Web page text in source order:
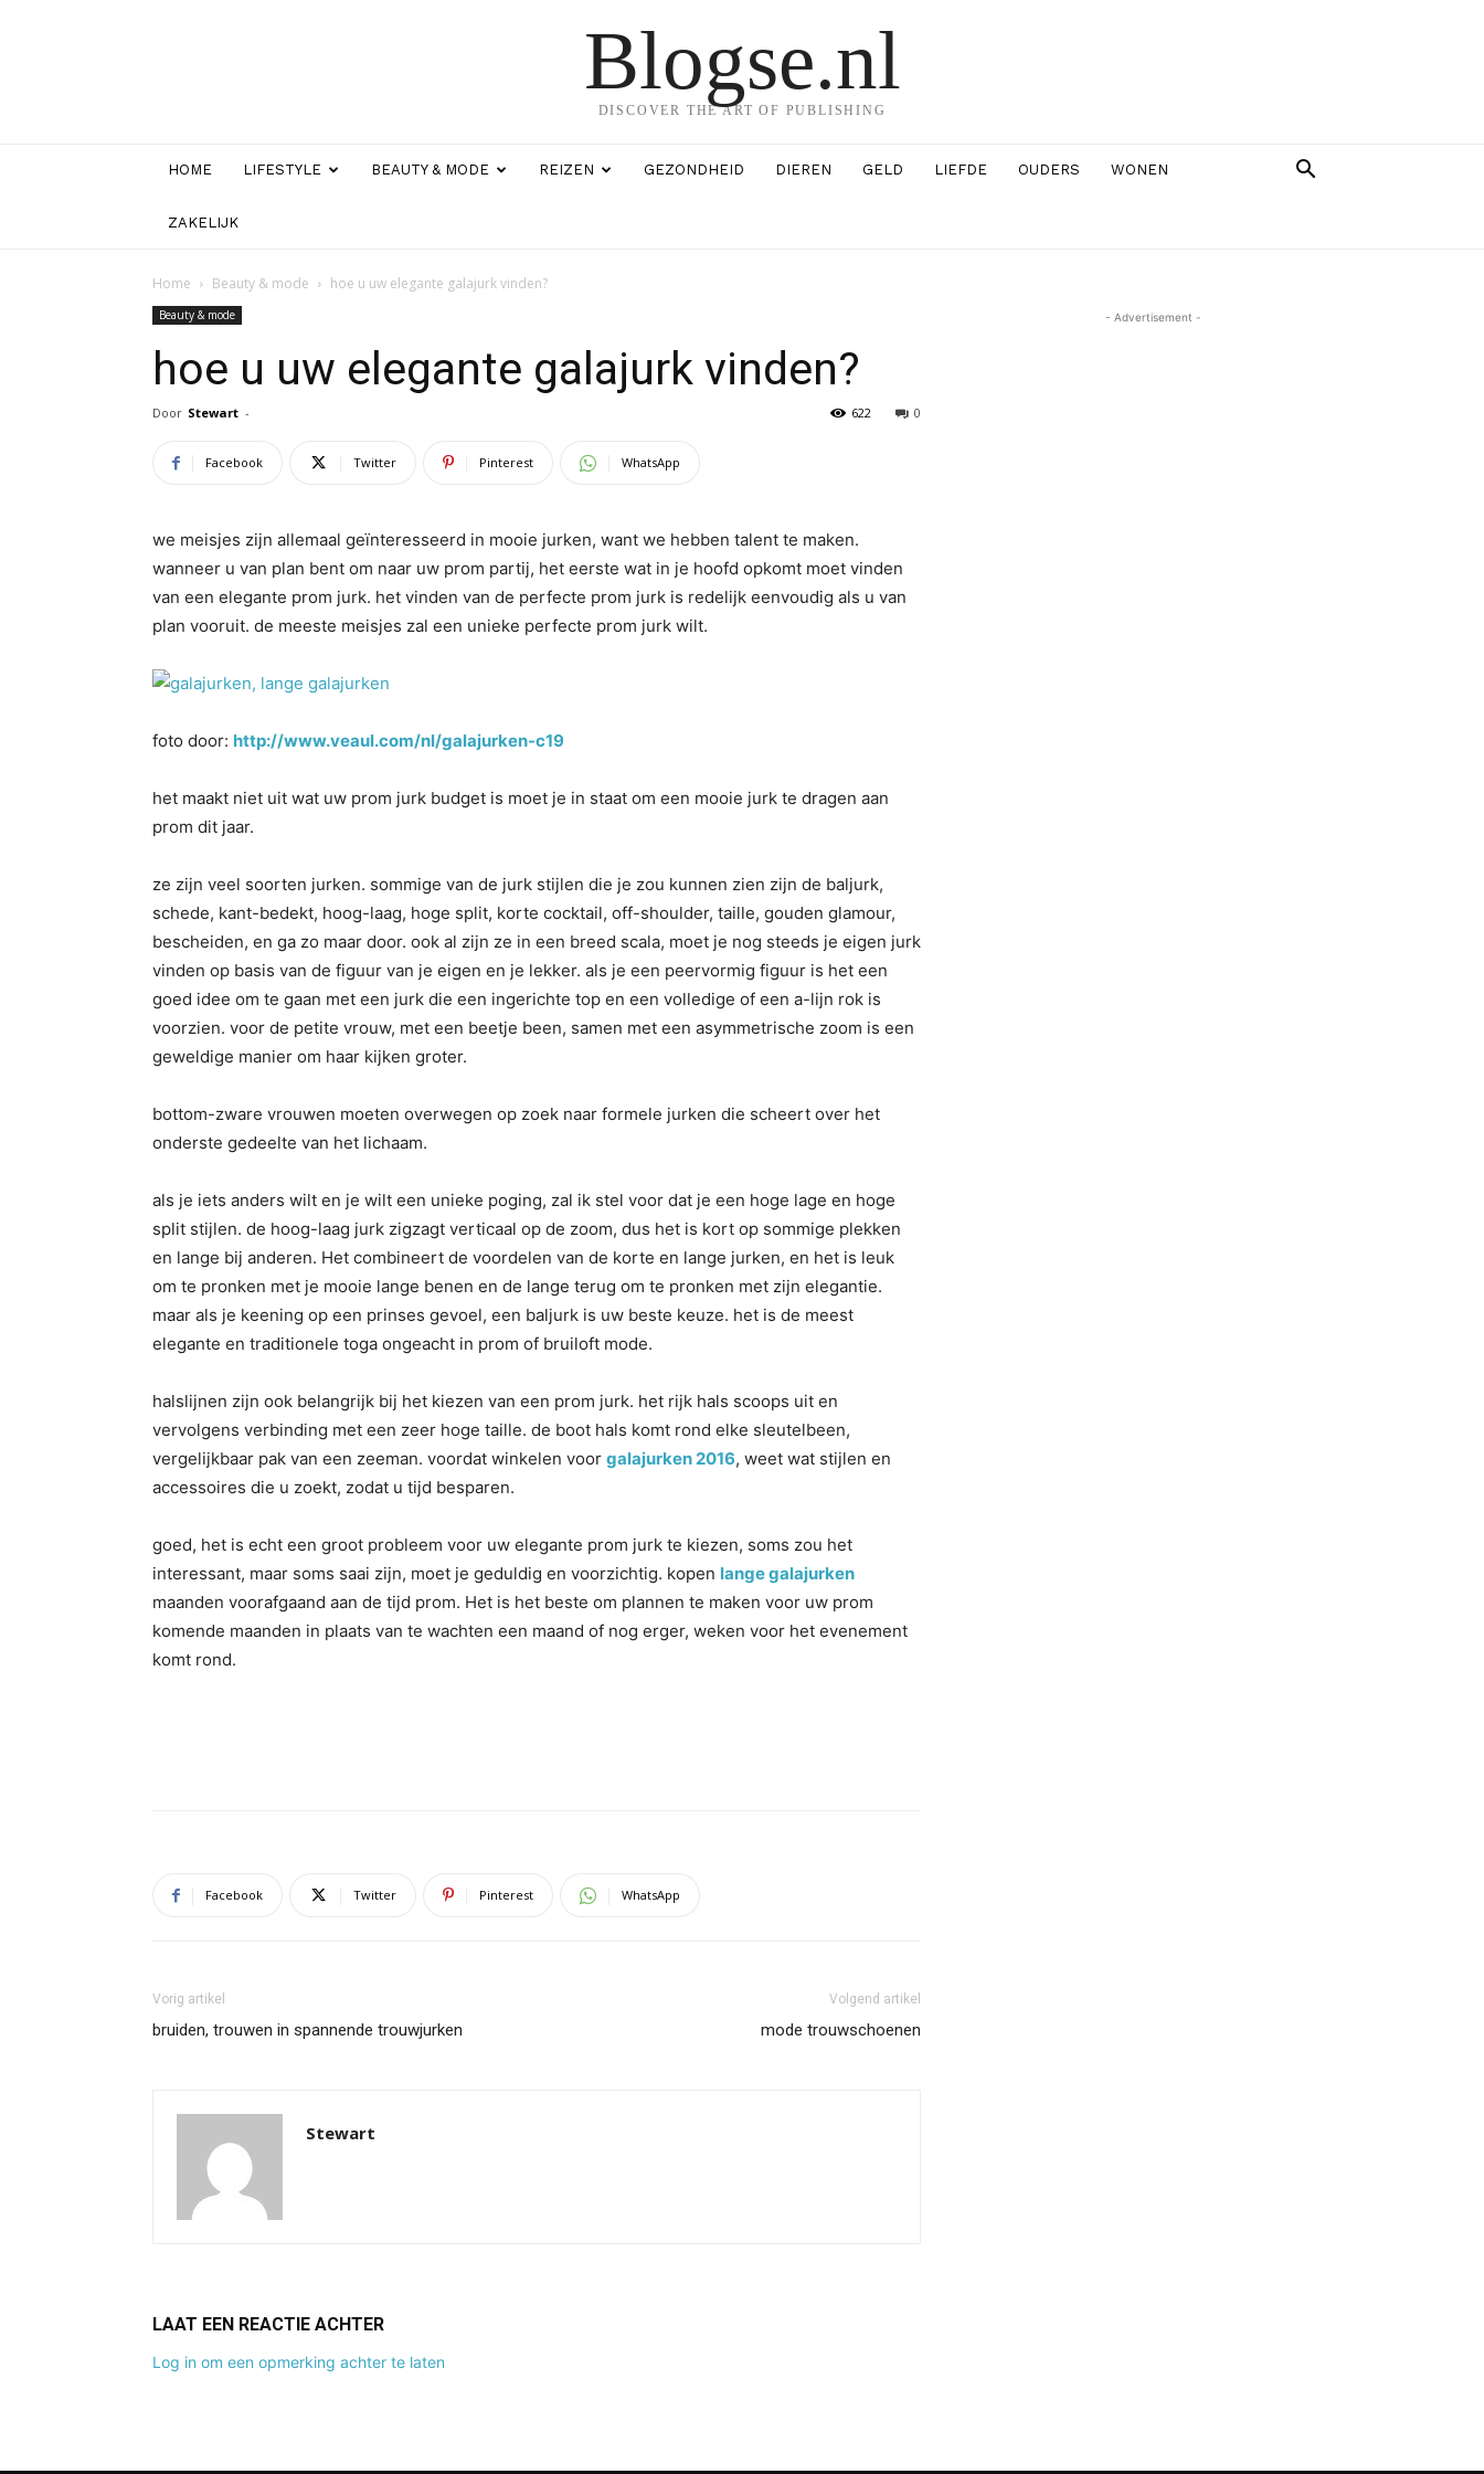
Blogse.nl
DISCOVER THE ART OF PUBLISHING
HOME LIFESTYLE BEAUTY & MODE REIZEN GEZONDHEID DIEREN GELD LIEFDE OUDERS WONEN
ZAKELIJK
Home Beauty & mode hoe u uw elegante galajurk vinden?
Beauty & mode
hoe u uw elegante galajurk vinden?
Door Stewart - 0
622
Facebook Twitter Pinterest WhatsApp
we meisjes zijn allemaal geïnteresseerd in mooie jurken, want we hebben talent te maken.
wanneer u van plan bent om naar uw prom partij, het eerste wat in je hoofd opkomt moet vinden
van een elegante prom jurk. het vinden van de perfecte prom jurk is redelijk eenvoudig als u van
plan vooruit. de meeste meisjes zal een unieke perfecte prom jurk wilt.
foto door: http://www.veaul.com/nl/galajurken-c19
het maakt niet uit wat uw prom jurk budget is moet je in staat om een mooie jurk te dragen aan
prom dit jaar.
ze zijn veel soorten jurken. sommige van de jurk stijlen die je zou kunnen zien zijn de baljurk,
schede, kant-bedekt, hoog-laag, hoge split, korte cocktail, off-shoulder, taille, gouden glamour,
bescheiden, en ga zo maar door. ook al zijn ze in een breed scala, moet je nog steeds je eigen jurk
vinden op basis van de figuur van je eigen en je lekker. als je een peervormig figuur is het een
goed idee om te gaan met een jurk die een ingerichte top en een volledige of een a-lijn rok is
voorzien. voor de petite vrouw, met een beetje been, samen met een asymmetrische zoom is een
geweldige manier om haar kijken groter.
bottom-zware vrouwen moeten overwegen op zoek naar formele jurken die scheert over het
onderste gedeelte van het lichaam.
als je iets anders wilt en je wilt een unieke poging, zal ik stel voor dat je een hoge lage en hoge
split stijlen. de hoog-laag jurk zigzagt verticaal op de zoom, dus het is kort op sommige plekken
en lange bij anderen. Het combineert de voordelen van de korte en lange jurken, en het is leuk
om te pronken met je mooie lange benen en de lange terug om te pronken met zijn elegantie.
maar als je keening op een prinses gevoel, een baljurk is uw beste keuze. het is de meest
elegante en traditionele toga ongeacht in prom of bruiloft mode.
halslijnen zijn ook belangrijk bij het kiezen van een prom jurk. het rijk hals scoops uit en
vervolgens verbinding met een zeer hoge taille. de boot hals komt rond elke sleutelbeen,
vergelijkbaar pak van een zeeman. voordat winkelen voor galajurken 2016, weet wat stijlen en
accessoires die u zoekt, zodat u tijd besparen.
goed, het is echt een groot probleem voor uw elegante prom jurk te kiezen, soms zou het
interessant, maar soms saai zijn, moet je geduldig en voorzichtig. kopen lange galajurken
maanden voorafgaand aan de tijd prom. Het is het beste om plannen te maken voor uw prom
komende maanden in plaats van te wachten een maand of nog erger, weken voor het evenement
komt rond.
Facebook Twitter Pinterest WhatsApp
Vorig artikel
bruiden, trouwen in spannende trouwjurken
Volgend artikel
mode trouwschoenen
Stewart
LAAT EEN REACTIE ACHTER
Log in om een opmerking achter te laten
- Advertisement -